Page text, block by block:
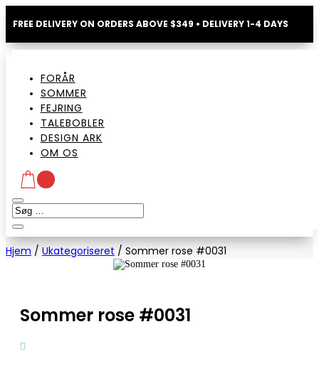
FREE DELIVERY ON ORDERS ABOVE $349 • DELIVERY 1-4 DAYS
FORÅR
SOMMER
FEJRING
TALEBOBLER
DESIGN ARK
OM OS
Hjem / Ukategoriseret / Sommer rose #0031
Sommer rose #0031